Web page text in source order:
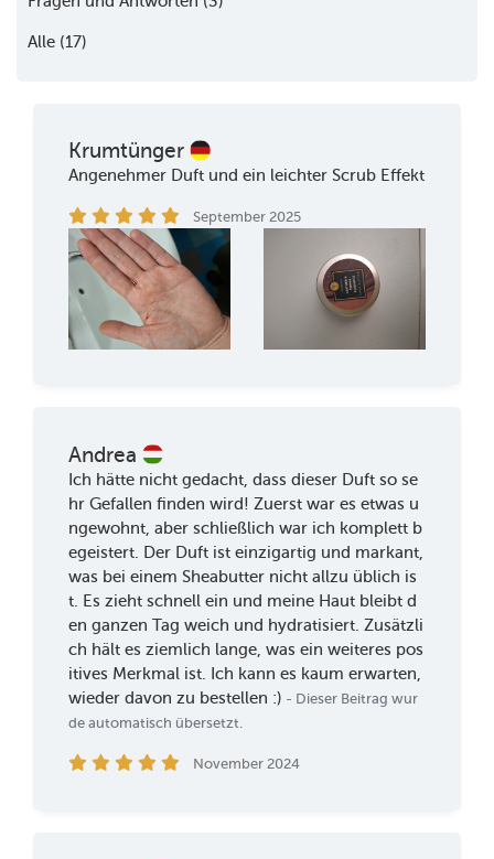
Alle (17)
Krumtünger
Angenehmer Duft und ein leichter Scrub Effekt
September 2025
Andrea
Ich hätte nicht gedacht, dass dieser Duft so se
hr Gefallen finden wird! Zuerst war es etwas u
ngewohnt, aber schließlich war ich komplett b
egeistert. Der Duft ist einzigartig und markant,
was bei einem Sheabutter nicht allzu üblich is
t. Es zieht schnell ein und meine Haut bleibt d
en ganzen Tag weich und hydratisiert. Zusätzli
ch hält es ziemlich lange, was ein weiteres pos
itives Merkmal ist. Ich kann es kaum erwarten,
wieder davon zu bestellen :) - Dieser Beitrag wur
de automatisch übersetzt.
November 2024